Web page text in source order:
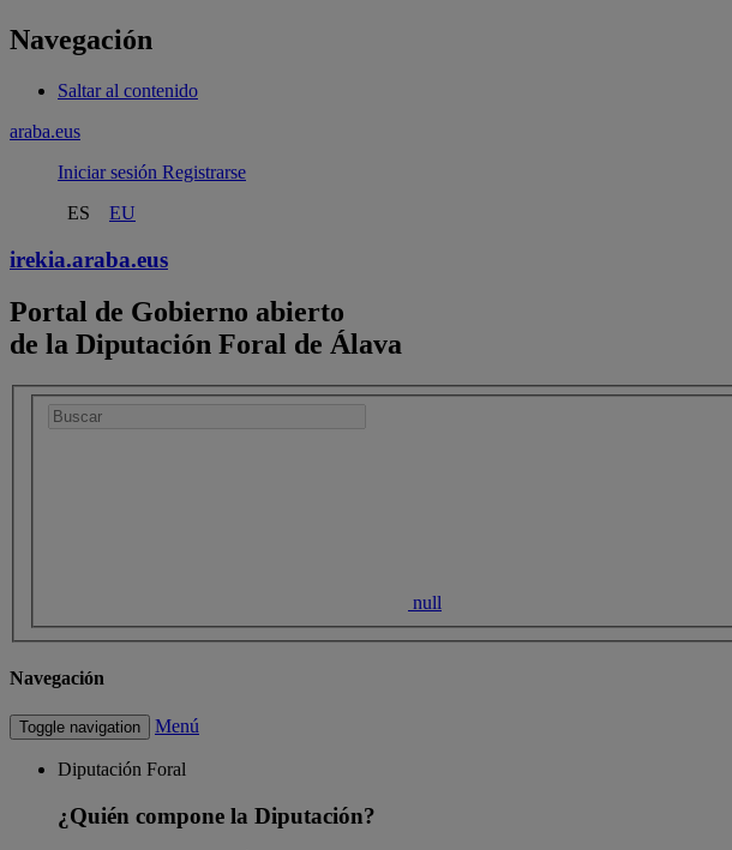
Navegación
Saltar al contenido
araba.eus
Iniciar sesión Registrarse
ES
EU
irekia.araba.eus
Portal de Gobierno abierto
de la Diputación Foral de Álava
null
Navegación
Toggle navigation Menú
Diputación Foral
¿Quién compone la Diputación?